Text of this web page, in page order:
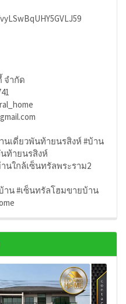
จำกัด
นเดี่ยวพันท้ายนรสิงห์ #บ้าน
นท้ายนรสิงห์
นใกล้เซ็นทรัลพระราม2
น #เซ็นทรัลโฮมขายบ้าน